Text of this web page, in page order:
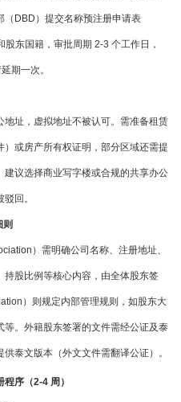
（DBD）提交名称预注册申请表
股东国籍，审批周期 2-3 个工作日，
期一次。
地址，虚拟地址不被认可。需准备租赁
或房产所有权证明，部分区域还需提
议选择商业写字楼或合规的共享办公
回。
则
）需明确公司名称、注册地址、
股比例等核心内容，由全体股东签
）则规定内部管理规则，如股东大
。外籍股东签署的文件需经公证及泰
泰文版本（外文文件需翻译公证）。
序（2-4 周）